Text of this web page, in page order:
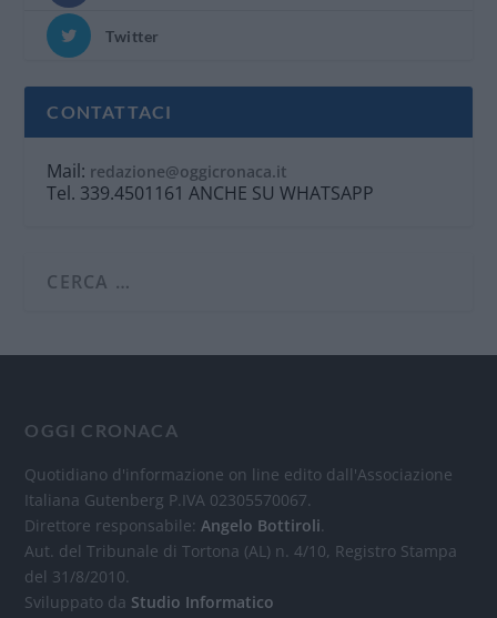
Twitter
CONTATTACI
Mail: redazione@oggicronaca.it
Tel. 339.4501161 ANCHE SU WHATSAPP
OGGI CRONACA
Quotidiano d'informazione on line edito dall'Associazione
Italiana Gutenberg P.IVA 02305570067.
Direttore responsabile:Angelo Bottiroli
Aut. del Tribunale di Tortona (AL) n. 4/10, Registro Stampa
del 31/8/2010.
Sviluppato da Studio Informatico